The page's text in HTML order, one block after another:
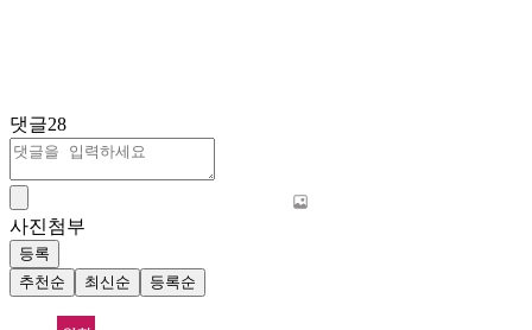
댓글28
사진첨부
등록
추천순
최신순 등록순